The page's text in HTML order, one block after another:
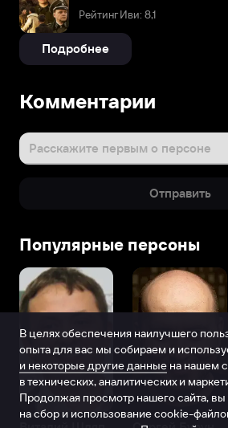
Рейтинг Иви: 8,1
Подробнее
Комментарии
Расскажите первым о персоне
Отправить
Популярные персоны
В целях обеспечения наилучшего
опыта для вас мы собираем и
и некоторые другие данные на нашем
в технических, аналитических и
Продолжая просмотр нашего сайта, вы
на сбор и использование cookie-